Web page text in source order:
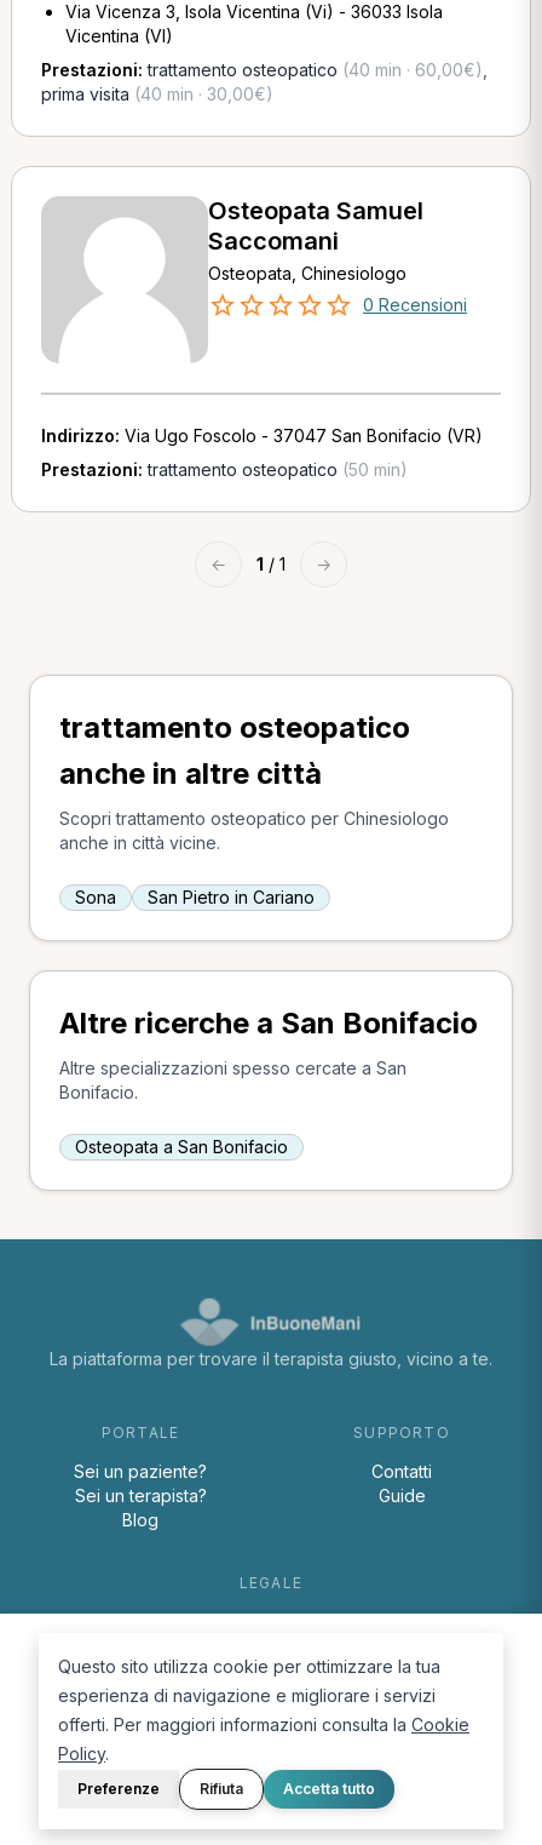
Via Vicenza 3, Isola Vicentina (Vi) - 36033 Isola
Vicentina (VI)
Prestazioni:trattamento osteopatico (40 min · 60,00€)
prima visita (40 min · 30,00€)
Osteopata Samuel
Saccomani
Osteopata, Chinesiologo
0 Recensioni
Indirizzo: Via Ugo Foscolo - 37047 San Bonifacio (VR)
Prestazioni:trattamento osteopatico (50 min)
← 1 / 1 →
trattamento osteopatico
anche in altre città
Scopri trattamento osteopatico per Chinesiologo
anche in città vicine.
Sona San Pietro in Cariano
Altre ricerche a San Bonifacio
Altre specializzazioni spesso cercate a San
Bonifacio.
Osteopata a San Bonifacio
La piattaforma per trovare il terapista giusto, vicino a te.
PORTALE
Sei un paziente?
Sei un terapista?
Blog
SUPPORTO
Contatti
Guide
LEGALE
Cookie Policy
© 2026 D.Lab S.r.l. — InBuoneMani
Questo sito utilizza cookie per ottimizzare la tua
esperienza di navigazione e migliorare i servizi
offerti. Per maggiori informazioni consulta la Cookie
Policy.
Preferenze Rifiuta Accetta tutto